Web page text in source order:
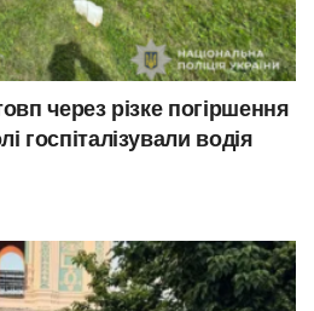
через різке погіршення
госпіталізували водія